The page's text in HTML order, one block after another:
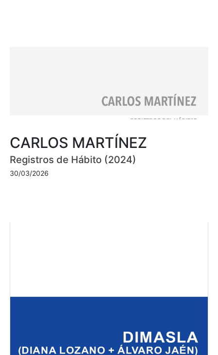
CARLOS MARTÍNEZ
Registros de Hábito (2024)
30/03/2026